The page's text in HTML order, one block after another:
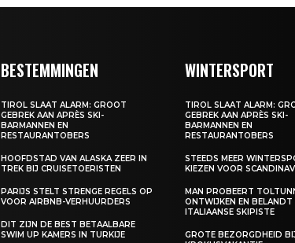
BESTEMMINGEN
TIROL SLAAT ALARM: GROOT
GEBREK AAN APRÈS SKI-
BARMANNEN EN
RESTAURANTOBERS
HOOFDSTAD VAN ALASKA ZEER IN
TREK BIJ CRUISETOERISTEN
PARIJS STELT STRENGE REGELS OP
VOOR AIRBNB-VERHUURDERS
DIT ZIJN DE BEST BETAALBARE
SWIM UP KAMERS IN TURKIJE
WINTERSPORT
TIROL SLAAT ALARM:
GEBREK AAN APRÈS SKI-
BARMANNEN EN
RESTAURANTOBERS
STEEDS MEER
KIEZEN VOOR
MAN PROBEERT
ONTWIJKEN EN BELANDT
ITALIAANSE SKIPISTE
GROTE BEZORGDHEID